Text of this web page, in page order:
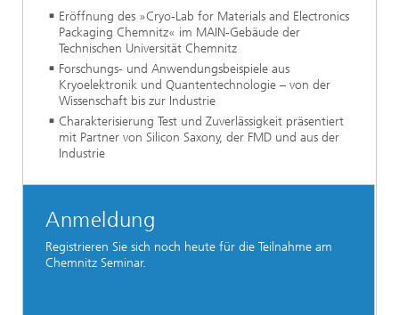
Eröffnung des »Cryo-Lab for Materials and Electronics
Packaging Chemnitz« im MAIN-Gebäude der
Technischen Universität Chemnitz
Forschungs- und Anwendungsbeispiele aus
Kryoelektronik und Quantentechnologie – von der
Wissenschaft bis zur Industrie
Charakterisierung Test und Zuverlässigkeit präsentiert
mit Partner von Silicon Saxony, der FMD und aus der
Industrie
Anmeldung
Registrieren Sie sich noch heute für die Teilnahme am
Chemnitz Seminar.